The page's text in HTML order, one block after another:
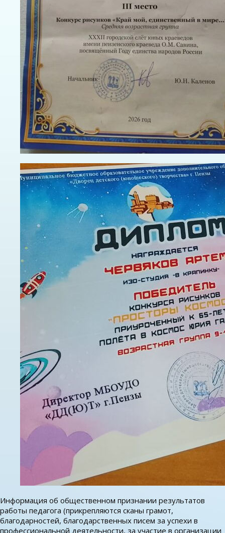
Информация об общественном признании результатов
работы педагога (прикрепляются сканы грамот,
благодарностей, благодарственных писем за успехи в
профессиональной деятельности, за участие в организации